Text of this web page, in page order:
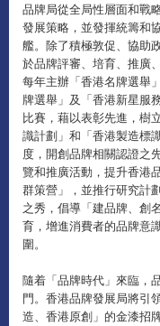
品牌局從全局性層面和戰
發展策略，並發揮統籌和
艦。除了積極敦促、協助
於品牌評審、培育、推廣
每年主辦「香港名牌選舉
牌選舉」及「香港新星服
比賽，藉以表彰先進，樹
識計劃」和「香港製造標
度，開創品牌相關認證之
覽和推廣活動，提升香港
群策營」，並推行研究計
之秀，倡導「建品牌、創
育，增進消費者的品牌意
圍。
隨着「品牌時代」來臨，
門。香港品牌發展局將引
造、香港原創」的金漆招